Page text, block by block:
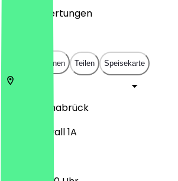
Bewertungen
In App öffnen Teilen Speisekarte
Osnabrück
Kollegienwall 1A